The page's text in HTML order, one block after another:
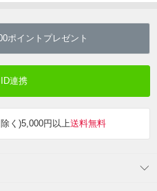
ポイントプレゼント
連携
く)5,000円以上送料無料